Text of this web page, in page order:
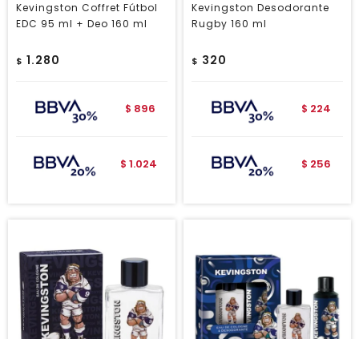
Kevingston Coffret Fútbol
EDC 95 ml + Deo 160 ml
$ 1.280
$ 896
$ 1.024
Kevingston Desodorante
Rugby 160 ml
$ 320
$ 224
$ 256